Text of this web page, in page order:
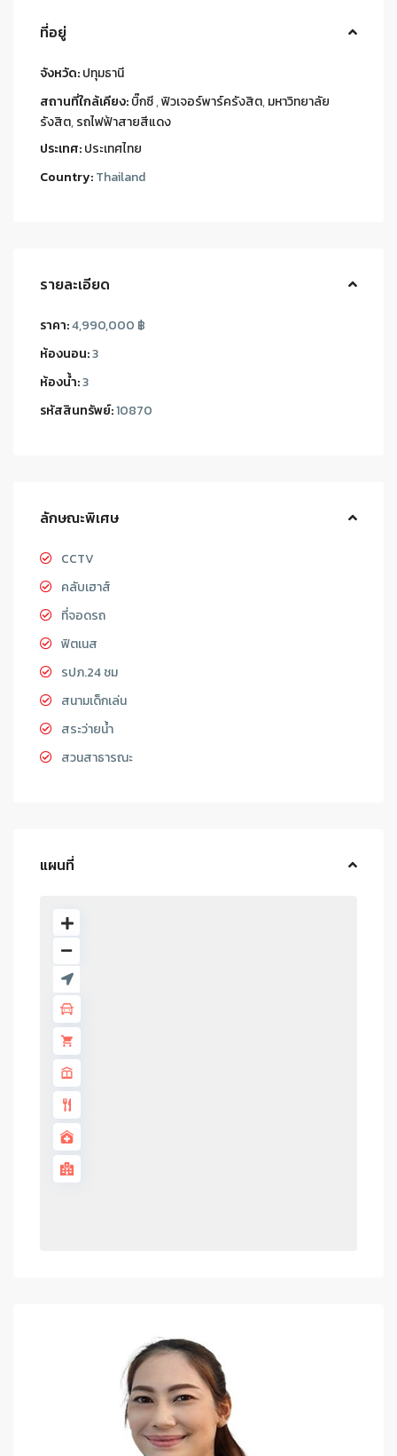
ที่อยู่
จังหวัด:ปทุมธานี
สถานที่ใกล้เคียง:บิ๊กซี,ฟิวเจอร์พาร์ครังสิต,มหาวิทยาลัย
รังสิต,รถไฟฟ้าสายสีแดง
ประเทศ:ประเทศไทย
Country:Thailand
รายละเอียด
ราคา:4,990,000 ฿
ห้องนอน:3
ห้องน้ำ:3
รหัสสินทรัพย์:10870
ลักษณะพิเศษ
CCTV
คลับเฮาส์
ที่จอดรถ
ฟิตเนส
รปภ.24 ชม
สนามเด็กเล่น
สระว่ายน้ำ
สวนสาธารณะ
แผนที่